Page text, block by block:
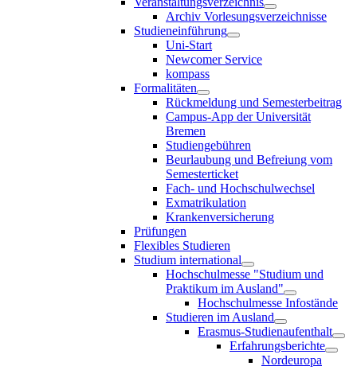
Archiv Vorlesungsverzeichnisse
Studieneinführung
Uni-Start
Newcomer Service
kompass
Formalitäten
Rückmeldung und Semesterbeitrag
Campus-App der Universität
Bremen
Studiengebühren
Beurlaubung und Befreiung vom
Semesterticket
Fach- und Hochschulwechsel
Exmatrikulation
Krankenversicherung
Prüfungen
Flexibles Studieren
Studium international
Hochschulmesse "Studium und
Praktikum im Ausland"
Hochschulmesse Infostände
Studieren im Ausland
Erasmus-Studienaufenthalt
Erfahrungsberichte
Nordeuropa